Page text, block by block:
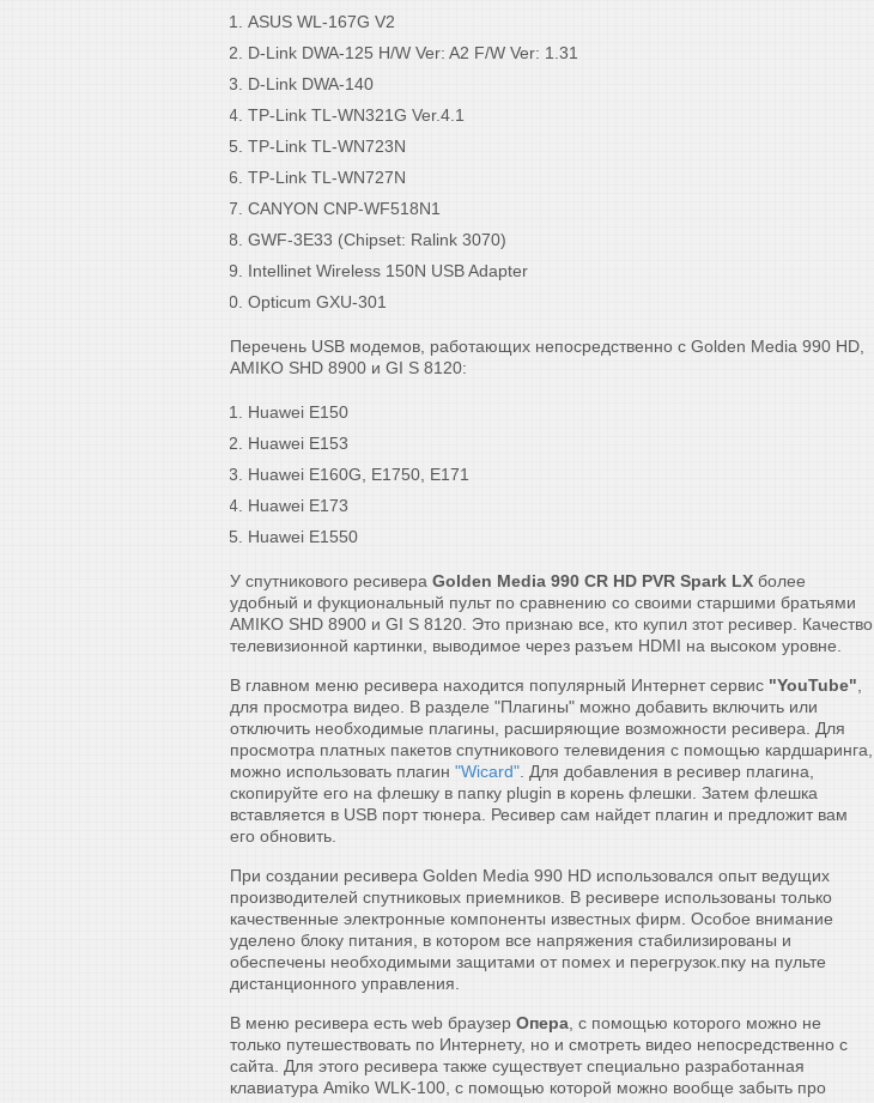
ASUS WL-167G V2
D-Link DWA-125 H/W Ver: A2 F/W Ver: 1.31
D-Link DWA-140
TP-Link TL-WN321G Ver.4.1
TP-Link TL-WN723N
TP-Link TL-WN727N
CANYON CNP-WF518N1
GWF-3E33 (Chipset: Ralink 3070)
Intellinet Wireless 150N USB Adapter
Opticum GXU-301
Перечень USB модемов, работающих непосредственно с Golden Media 990 HD,
AMIKO SHD 8900 и GI S 8120:
Huawei E150
Huawei E153
Huawei E160G, E1750, E171
Huawei E173
Huawei E1550
У спутникового ресивера Golden Media 990 CR HD PVR Spark LX более
удобный и фукциональный пульт по сравнению со своими старшими братьями
AMIKO SHD 8900 и GI S 8120. Это признаю все, кто купил зтот ресивер. Качество
телевизионной картинки, выводимое через разъем HDMI на высоком уровне.
В главном меню ресивера находится популярный Интернет сервис "YouTube"
для просмотра видео. В разделе "Плагины" можно добавить включить или
отключить необходимые плагины, расширяющие возможности ресивера. Для
просмотра платных пакетов спутникового телевидения с помощью кардшаринга,
можно использовать плагин "Wicard" . Для добавления в ресивер плагина,
скопируйте его на флешку в папку plugin в корень флешки. Затем флешка
вставляется в USB порт тюнера. Ресивер сам найдет плагин и предложит вам
его обновить.
При создании ресивера Golden Media 990 HD использовался опыт ведущих
производителей спутниковых приемников. В ресивере использованы только
качественные электронные компоненты известных фирм. Особое внимание
уделено блоку питания, в котором все напряжения стабилизированы и
обеспечены необходимыми защитами от помех и перегрузок.пку на пульте
дистанционного управления.
В меню ресивера есть web браузер Опера , с помощью которого можно не
только путешествовать по Интернету, но и смотреть видео непосредственно с
сайта. Для этого ресивера также существует специально разработанная
клавиатура Amiko WLK-100, с помощью которой можно вообще забыть про